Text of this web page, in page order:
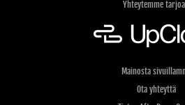
Yhteytemme
Mainosta
Ota yhteyttä